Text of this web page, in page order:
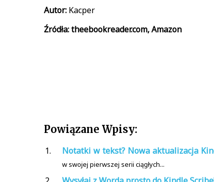
Autor: Kacper
Źródła: theebookreader.com, Amazon
Powiązane Wpisy:
Notatki w tekst? Nowa aktualizacja
w swojej pierwszej serii ciągłych...